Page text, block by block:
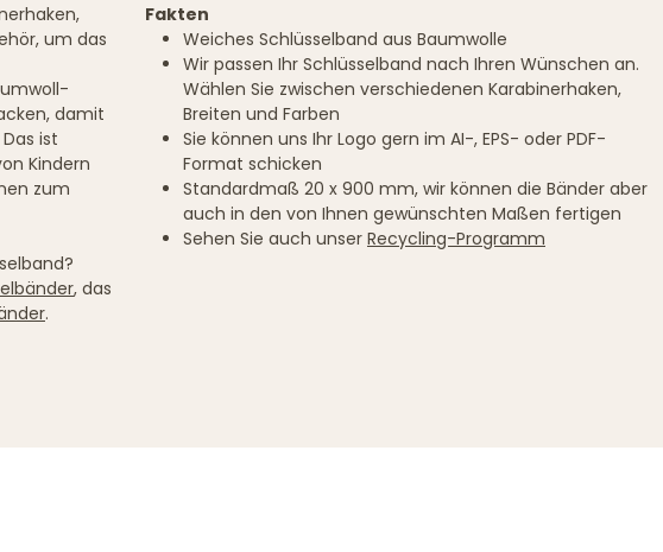
um das
damit
ist
Kindern
zum
, das
.
Fakten
Weiches Schlüsselband aus Baumwolle
Wir passen Ihr Schlüsselband nach Ihren Wünschen an.
Wählen Sie zwischen verschiedenen Karabinerhaken,
Breiten und Farben
Sie können uns Ihr Logo gern im AI-, EPS- oder PDF-
Format schicken
Standardmaß 20 x 900 mm, wir können die Bänder aber
auch in den von Ihnen gewünschten Maßen fertigen
Sehen Sie auch unser Recycling-Programm